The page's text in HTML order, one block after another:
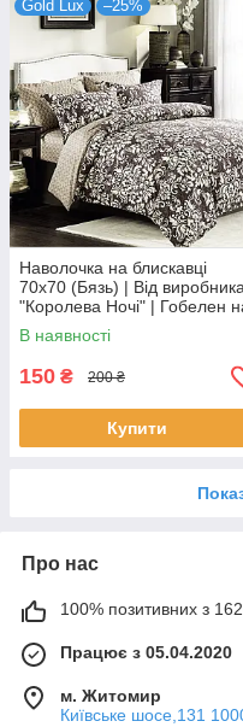
Gold Lux –25%
Наволочка на блискавці
70х70 (Бязь) | Від
"Королева Ночі" | Гобелен
коричневому
В наявності
150 ₴ 200 ₴
Купити
Про нас
100% позитивних з
Працює з 05.04.2020
м. Житомир
Київське шосе,131